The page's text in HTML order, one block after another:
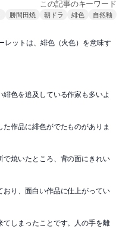
この記事のキーワード
勝間田焼 朝ドラ 緋色 自然釉
ットは、緋色（火色）を意味す
色を追及している作家も多いよ
作品に緋色がでたものがありま
焼いたところ、背の面にきれい
おり、面白い作品に仕上がってい
しまったことです。人の手を離